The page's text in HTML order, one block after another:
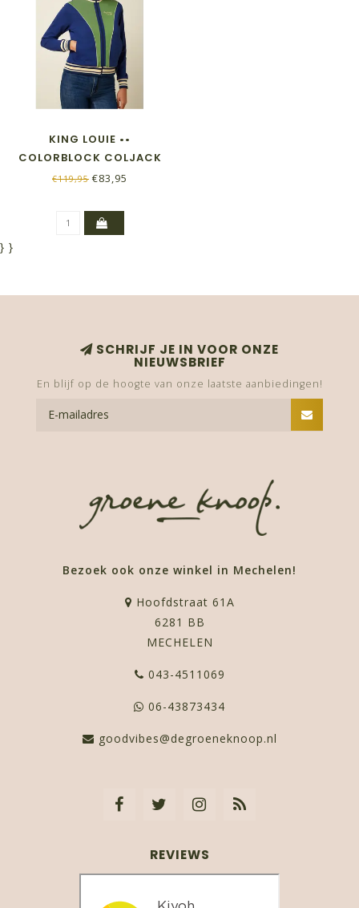
KING LOUIE ••
COLORBLOCK COLJACK
DAYTONA SWEAT |
€119,95 €83,95
} }
SCHRIJF JE IN VOOR ONZE
NIEUWSBRIEF
En blijf op de hoogte van onze laatste aanbiedingen!
Bezoek ook onze winkel in Mechelen!
Hoofdstraat 61A
6281 BB
MECHELEN
043-4511069
06-43873434
goodvibes@degroeneknoop.nl
REVIEWS